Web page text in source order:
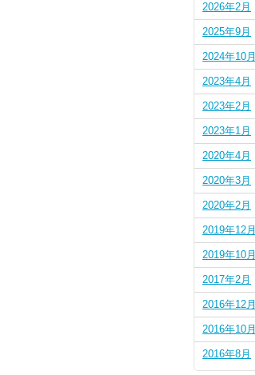
2026年2月
2025年9月
2024年10月
2023年4月
2023年2月
2023年1月
2020年4月
2020年3月
2020年2月
2019年12月
2019年10月
2017年2月
2016年12月
2016年10月
2016年8月